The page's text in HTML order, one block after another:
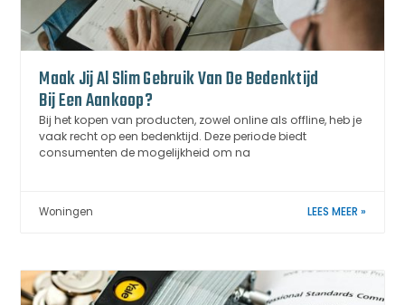
Maak Jij Al Slim Gebruik Van De Bedenktijd
Bij Een Aankoop?
Bij het kopen van producten, zowel online als offline, heb je
vaak recht op een bedenktijd. Deze periode biedt
consumenten de mogelijkheid om na
Woningen LEES MEER »